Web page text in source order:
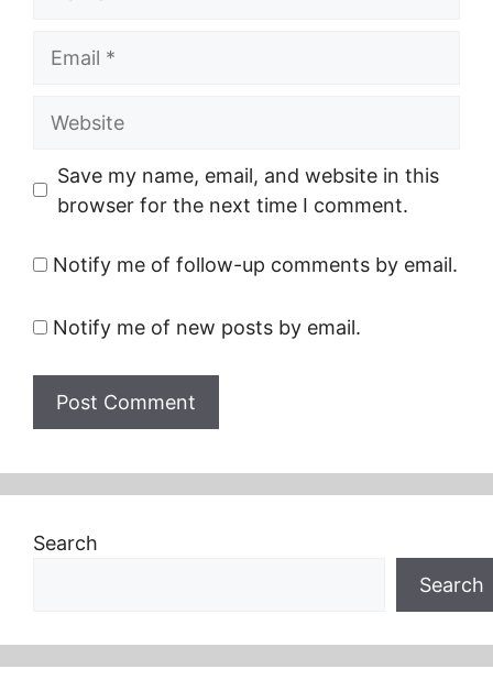
Website
Save my name, email, and website in this
browser for the next time I comment.
Notify me of follow-up comments by email.
Notify me of new posts by email.
Search
Search